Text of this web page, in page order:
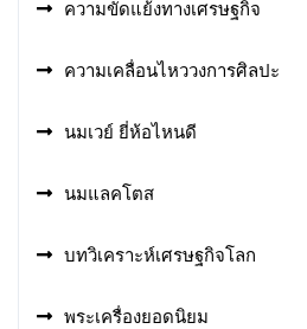
ความขัดแย้งทางเศรษฐกิจ
ความเคลื่อนไหววงการศิลปะ
นมเวย์ ยี่ห้อไหนดี
นมแลคโตส
บทวิเคราะห์เศรษฐกิจโลก
พระเครื่องยอดนิยม